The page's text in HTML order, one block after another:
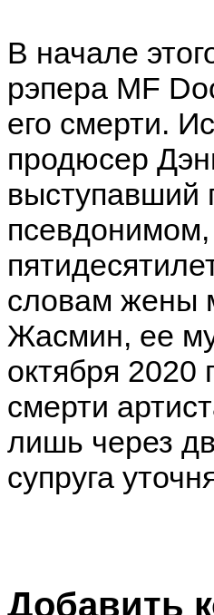
В начале
рэпера MF
его смерти.
продюсер
выступавший
словам жены
Жасмин, ее
октября 2020
смерти
лишь через
супруга
Добавить